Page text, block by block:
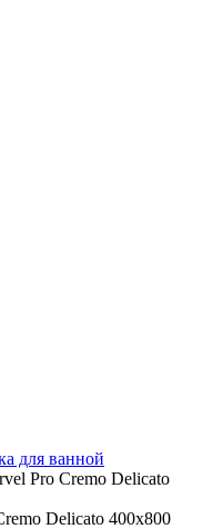
для ванной
Pro Cremo Delicato
Delicato 400x800